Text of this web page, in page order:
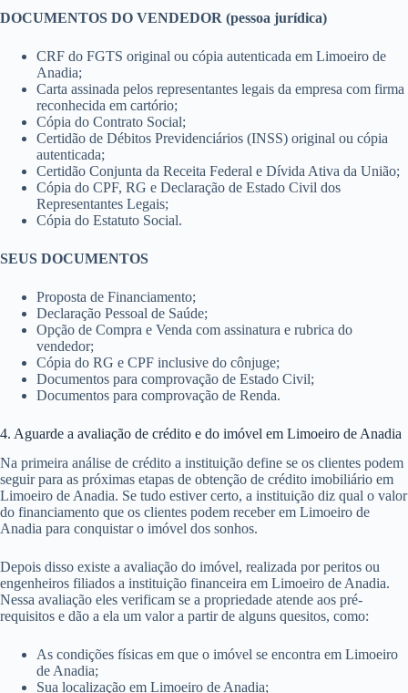
DOCUMENTOS DO VENDEDOR (pessoa jurídica)
CRF do FGTS original ou cópia autenticada em Limoeiro de
Anadia;
Carta assinada pelos representantes legais da empresa com firma
reconhecida em cartório;
Cópia do Contrato Social;
Certidão de Débitos Previdenciários (INSS) original ou cópia
autenticada;
Certidão Conjunta da Receita Federal e Dívida Ativa da União;
Cópia do CPF, RG e Declaração de Estado Civil dos
Representantes Legais;
Cópia do Estatuto Social.
SEUS DOCUMENTOS
Proposta de Financiamento;
Declaração Pessoal de Saúde;
Opção de Compra e Venda com assinatura e rubrica do
vendedor;
Cópia do RG e CPF inclusive do cônjuge;
Documentos para comprovação de Estado Civil;
Documentos para comprovação de Renda.
4. Aguarde a avaliação de crédito e do imóvel em Limoeiro de Anadia
Na primeira análise de crédito a instituição define se os clientes podem
seguir para as próximas etapas de obtenção de crédito imobiliário em
Limoeiro de Anadia. Se tudo estiver certo, a instituição diz qual o valor
do financiamento que os clientes podem receber em Limoeiro de
Anadia para conquistar o imóvel dos sonhos.
Depois disso existe a avaliação do imóvel, realizada por peritos ou
engenheiros filiados a instituição financeira em Limoeiro de Anadia.
Nessa avaliação eles verificam se a propriedade atende aos pré-
requisitos e dão a ela um valor a partir de alguns quesitos, como:
As condições físicas em que o imóvel se encontra em Limoeiro
de Anadia;
Sua localização em Limoeiro de Anadia;